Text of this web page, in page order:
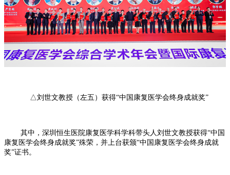
△刘世文教授（左五）获得“中国康复医学会终身成就奖”
其中，深圳恒生医院康复医学科学科带头人刘世文教授获得“中国
康复医学会终身成就奖”殊荣，并上台获颁“中国康复医学会终身成就
奖”证书。